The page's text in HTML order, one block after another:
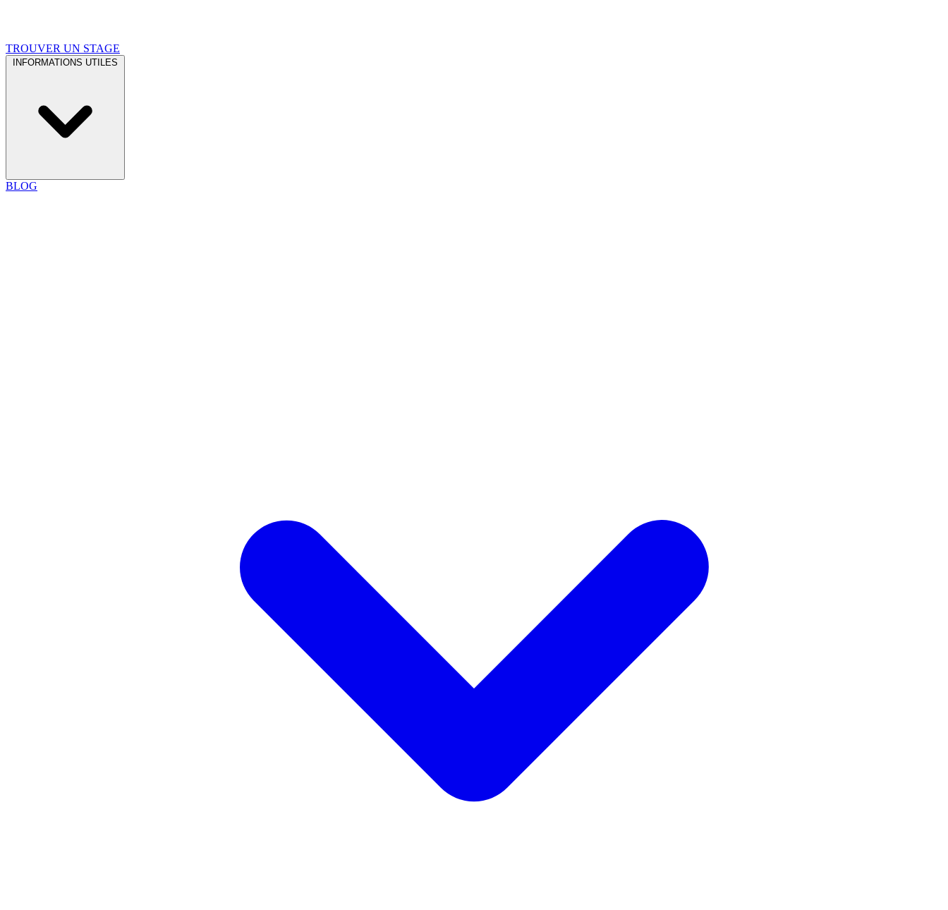
TROUVER UN STAGE
INFORMATIONS UTILES
BLOG